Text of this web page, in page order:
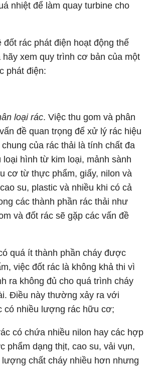
nhiệt để làm quay turbine cho
đốt rác phát điện hoạt động thế
hãy xem quy trình cơ bản của một
phát điện:
loại rác. Việc thu gom và phân
đề quan trọng để xử lý rác hiệu
của rác thải là tính chất đa
loại hình từ kim loại, mảnh sành
cơ từ thực phẩm, giấy, nilon và
su, plastic và nhiều khi có cả
các thành phần rác thải như
và đốt rác sẽ gặp các vấn đề
quá ít thành phần cháy được
việc đốt rác là không khả thi vì
ra không đủ cho quá trình cháy
Điều này thường xảy ra với
có nhiều lượng rác hữu cơ;
có chứa nhiều nilon hay các hợp
phẩm dạng thịt, cao su, vải vụn,
lượng chất cháy nhiều hơn nhưng